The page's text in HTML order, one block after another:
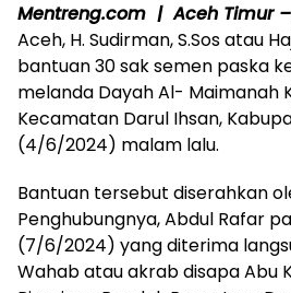
Mentreng.com | Aceh Timur –
Aceh, H. Sudirman, S.Sos atau
bantuan 30 sak semen paska
melanda Dayah Al- Maimanah
Kecamatan Darul Ihsan,
(4/6/2024) malam lalu.
Bantuan tersebut diserahkan
Penghubungnya, Abdul Rafar
(7/6/2024) yang diterima
Wahab atau akrab disapa Abu